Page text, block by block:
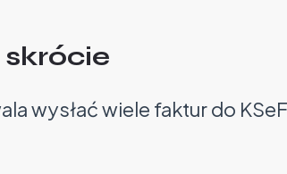
wysłać wiele faktur do